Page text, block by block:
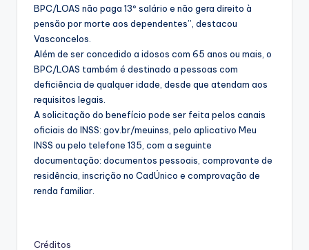
BPC/LOAS não paga 13º salário e não gera direito à
pensão por morte aos dependentes”, destacou
Vasconcelos.
Além de ser concedido a idosos com 65 anos ou mais, o
BPC/LOAS também é destinado a pessoas com
deficiência de qualquer idade, desde que atendam aos
requisitos legais.
A solicitação do benefício pode ser feita pelos canais
oficiais do INSS: gov.br/meuinss, pelo aplicativo Meu
INSS ou pelo telefone 135, com a seguinte
documentação: documentos pessoais, comprovante de
residência, inscrição no CadÚnico e comprovação de
renda familiar.
Créditos